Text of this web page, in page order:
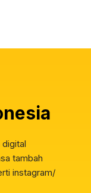
tambah
instagram/